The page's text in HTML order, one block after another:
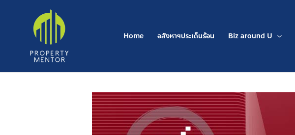
Home อสังหาฯประเด็นร้อน Biz around U
navigation